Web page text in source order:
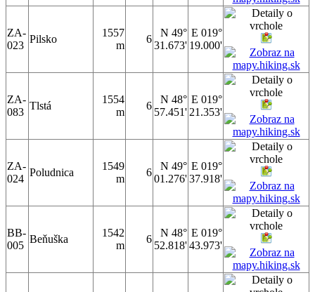
ZA-
023
Pilsko
1557
m
6
N 49°
31.673'
E 019°
19.000'
ZA-
083
Tlstá
1554
m
6
N 48°
57.451'
E 019°
21.353'
ZA-
024
Poludnica
1549
m
6
N 49°
01.276'
E 019°
37.918'
BB-
005
Beňuška
1542
m
6
N 48°
52.818'
E 019°
43.973'